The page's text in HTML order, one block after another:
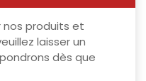
nos produits et
laisser un
dès que